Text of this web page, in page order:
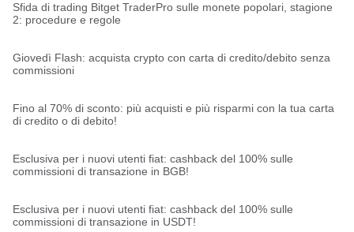
Sfida di trading Bitget TraderPro sulle monete popolari, stagione
2: procedure e regole
Giovedì Flash: acquista crypto con carta di credito/debito senza
commissioni
Fino al 70% di sconto: più acquisti e più risparmi con la tua carta
di credito o di debito!
Esclusiva per i nuovi utenti fiat: cashback del 100% sulle
commissioni di transazione in BGB!
Esclusiva per i nuovi utenti fiat: cashback del 100% sulle
commissioni di transazione in USDT!